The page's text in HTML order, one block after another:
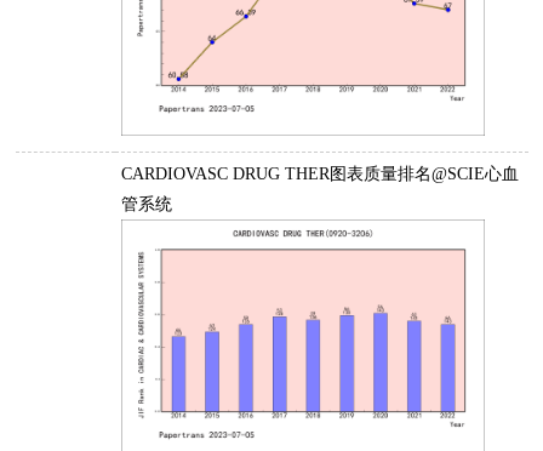
CARDIOVASC DRUG THER图表质量排名@SCIE心血
管系统